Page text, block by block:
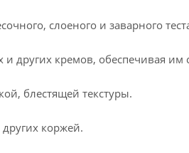
слоеного и заварного
других кремов, обеспечивая
блестящей текстуры.
коржей.